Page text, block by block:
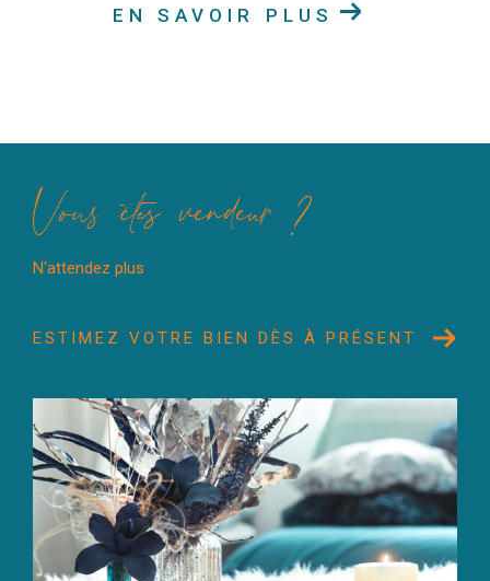
EN SAVOIR PLUS
Vous êtes vendeur ?
N'attendez plus
ESTIMEZ VOTRE BIEN DÈS À PRÉSENT